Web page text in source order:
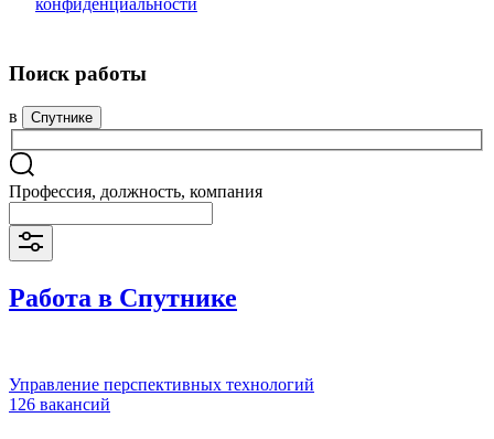
конфиденциальности
Поиск работы
в Спутнике
Профессия, должность, компания
Работа в Спутнике
Управление перспективных технологий
126 вакансий